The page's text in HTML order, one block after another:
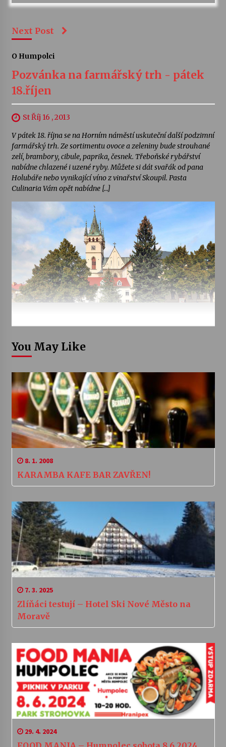
Next Post
O Humpolci
Pozvánka na farmářský trh - pátek
18.říjen
St Říj 16 , 2013
V pátek 18. října se na Horním náměstí uskuteční další podzimní
farmářský trh. Ze sortimentu ovoce a zeleniny bude strouhané
zelí, brambory, cibule, paprika, česnek. Třeboňské rybářství
nabídne chlazené i uzené ryby. Můžete si dát svařák od pana
Holubáře nebo vynikající víno z vinařství Skoupil. Pasta
Culinaria Vám opět nabídne […]
You May Like
8. 1. 2008
KARAMBA KAFE BAR ZAVŘEN!
7. 3. 2025
Zlíňáci testují – Hotel Ski Nové Město na
Moravě
29. 4. 2024